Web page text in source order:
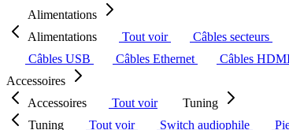
Alimentations
Alimentations
Tout voir Câbles secteurs
Câbles USB
Câbles Ethernet
Câbles
Accessoires
Accessoires
Tout voir
Tuning
Tuning
Tout voir Switch audiophile